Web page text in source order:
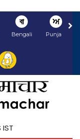
বা
Bengali
ਅ
Punjabi